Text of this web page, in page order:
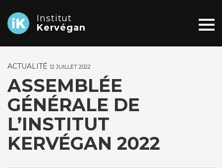
Institut
Kervégan
ACTUALITÉ 12 JUILLET 2022
ASSEMBLÉE
GÉNÉRALE DE
L’INSTITUT
KERVÉGAN 2022